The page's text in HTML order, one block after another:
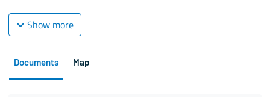
Show more
Documents Map